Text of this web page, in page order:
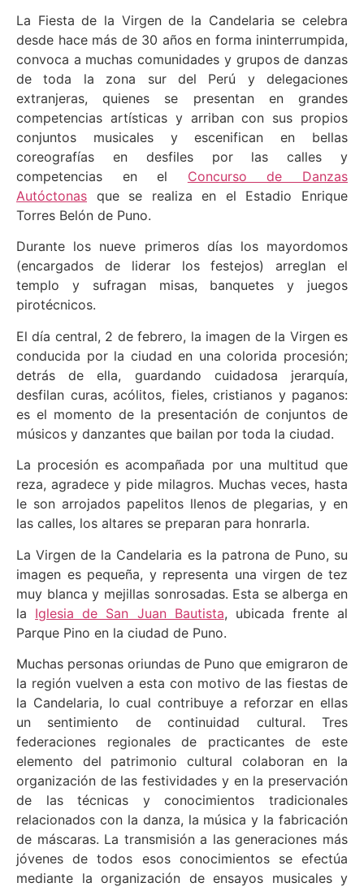
La Fiesta de la Virgen de la Candelaria se celebra
desde hace más de 30 años en forma ininterrumpida,
convoca a muchas comunidades y grupos de danzas
de toda la zona sur del Perú y delegaciones
extranjeras, quienes se presentan en grandes
competencias artísticas y arriban con sus propios
conjuntos musicales y escenifican en bellas
coreografías en desfiles por las calles y
competencias en el Concurso de Danzas
Autóctonas que se realiza en el Estadio Enrique
Torres Belón de Puno.
Durante los nueve primeros días los mayordomos
(encargados de liderar los festejos) arreglan el
templo y sufragan misas, banquetes y juegos
pirotécnicos.
El día central, 2 de febrero, la imagen de la Virgen es
conducida por la ciudad en una colorida procesión;
detrás de ella, guardando cuidadosa jerarquía,
desfilan curas, acólitos, fieles, cristianos y paganos:
es el momento de la presentación de conjuntos de
músicos y danzantes que bailan por toda la ciudad.
La procesión es acompañada por una multitud que
reza, agradece y pide milagros. Muchas veces, hasta
le son arrojados papelitos llenos de plegarias, y en
las calles, los altares se preparan para honrarla.
La Virgen de la Candelaria es la patrona de Puno, su
imagen es pequeña, y representa una virgen de tez
muy blanca y mejillas sonrosadas. Esta se alberga en
la Iglesia de San Juan Bautista, ubicada frente al
Parque Pino en la ciudad de Puno.
Muchas personas oriundas de Puno que emigraron de
la región vuelven a esta con motivo de las fiestas de
la Candelaria, lo cual contribuye a reforzar en ellas
un sentimiento de continuidad cultural. Tres
federaciones regionales de practicantes de este
elemento del patrimonio cultural colaboran en la
organización de las festividades y en la preservación
de las técnicas y conocimientos tradicionales
relacionados con la danza, la música y la fabricación
de máscaras. La transmisión a las generaciones más
jóvenes de todos esos conocimientos se efectúa
mediante la organización de ensayos musicales y